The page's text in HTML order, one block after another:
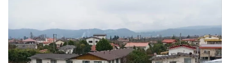
محله گردی
معماری